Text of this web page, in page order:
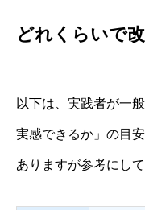
どれくらいで
以下は、実践者が一
実感できるか」の目
ありますが参考にして